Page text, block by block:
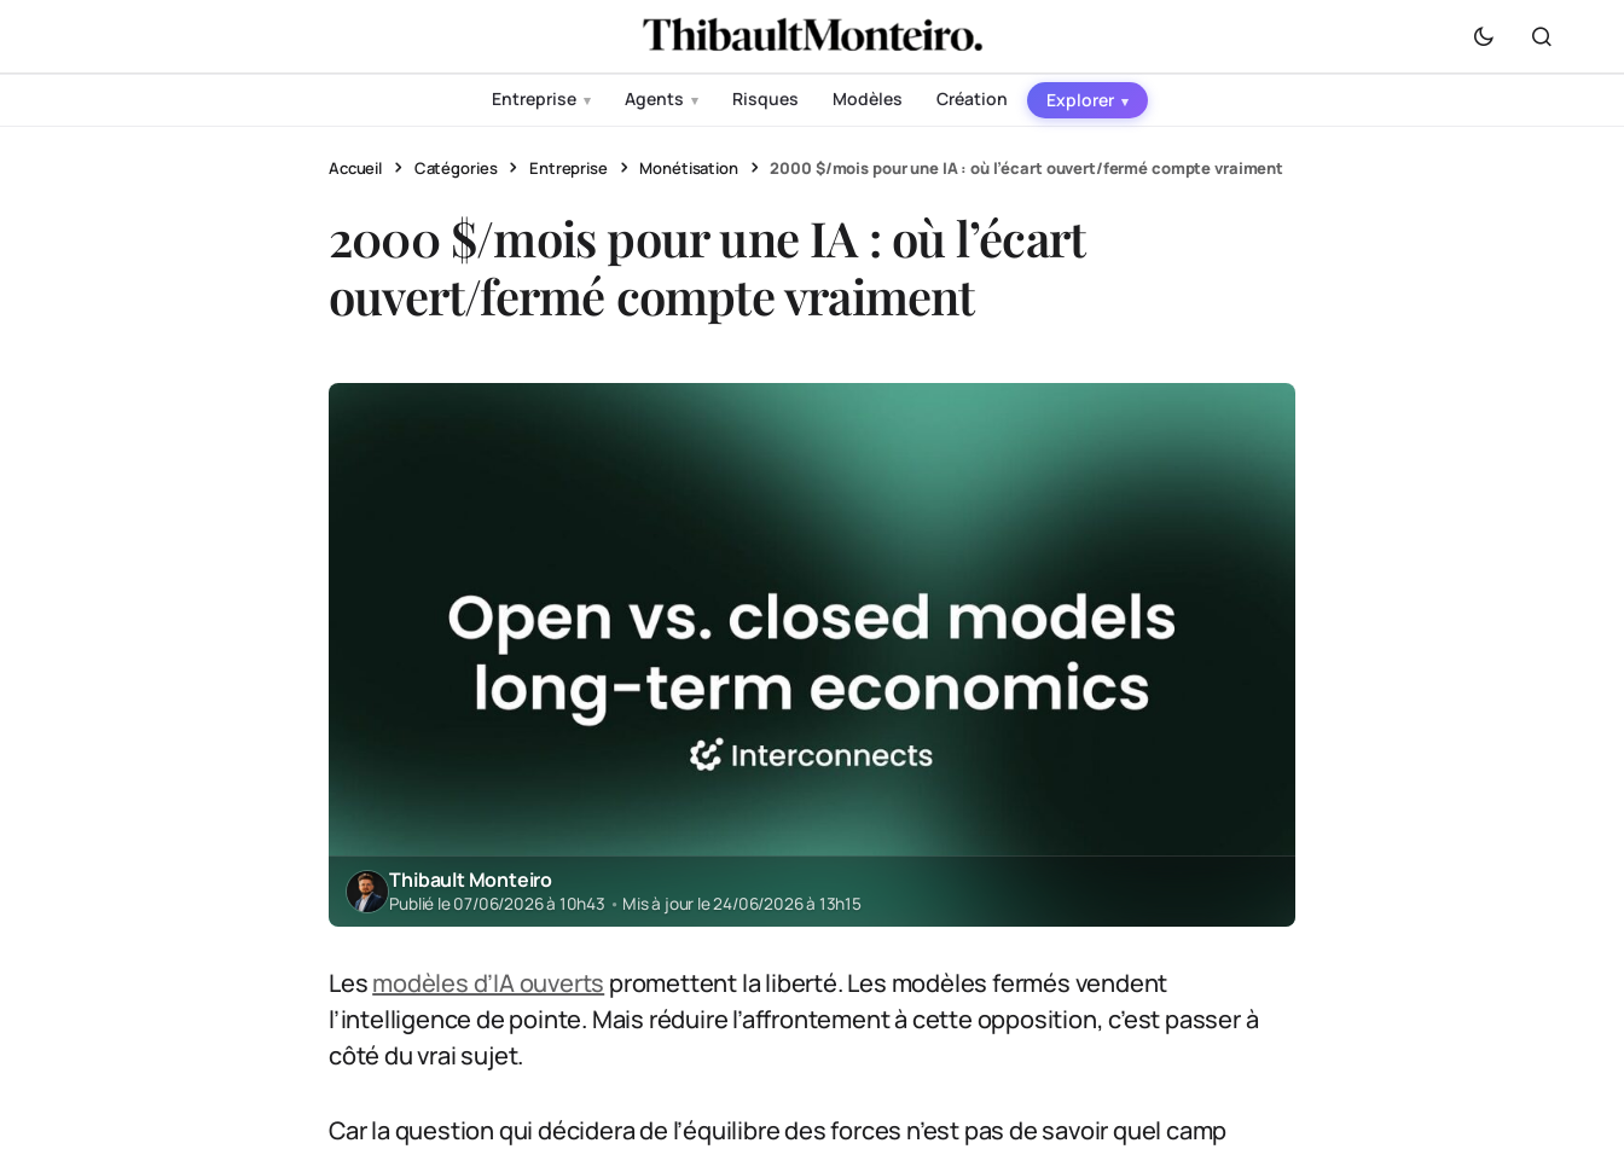
Entreprise ▾ Agents ▾ Risques Modèles Création Explorer ▾
Accueil Catégories Entreprise Monétisation 2000 $/mois pour une IA : où l’écart ouvert/fermé compte vraiment
2000 $/mois pour une IA : où l’écart
ouvert/fermé compte vraiment
Thibault Monteiro
Publié le 07/06/2026 à 10h43 • Mis à jour le 24/06/2026 à 13h15
Lesmodèles d’IA ouverts promettent la liberté. Les modèles fermés vendent
l’intelligence de pointe. Mais réduire l’affrontement à cette opposition, c’est passer à
côté du vrai sujet.
Car la question qui décidera de l’équilibre des forces n’est pas de savoir quel camp